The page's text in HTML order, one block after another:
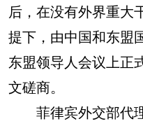
后，在没有外界重大
提下，由中国和东盟
东盟领导人会议上正
文磋商。
菲律宾外交部代